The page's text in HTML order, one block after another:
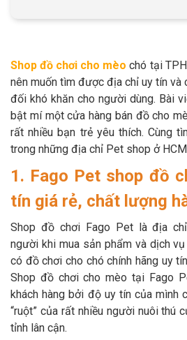
Dịch vụ mua bán chó
TIN TỨC
Thông tin về khách sạn,
spa cho thú cưng
CHÍNH SÁCH
Chính sách mua hàng
Chính sách bảo hành
Chính sách đổi
Shop đồ chơi cho mèo chó tại
nên muốn tìm được địa chỉ uy tín
đối khó khăn cho người dùng. Bài
bật mí một cửa hàng bán đồ cho
rất nhiều bạn trẻ yêu thích. Cùng
trong những địa chỉ Pet shop ở
1. Fago Pet shop đồ
tín giá rẻ, chất lượng
Shop đồ chơi Fago Pet là địa
người khi mua sản phẩm và dịch
có đồ chơi cho chó chính hãng uy
Shop đồ chơi cho mèo tại Fago
khách hàng bởi độ uy tín của mình
“ruột” của rất nhiều người nuôi thú
tỉnh lân cận.